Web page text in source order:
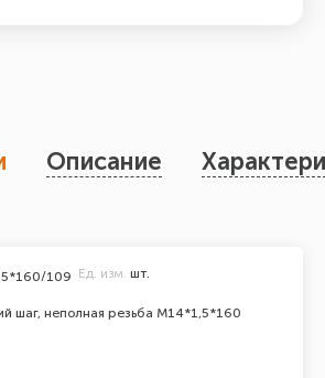
Описание
шаг, неполная резьба М14*1,5*160
109 Ед. изм. шт.